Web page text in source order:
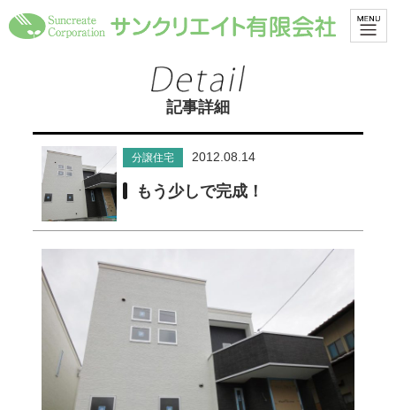
記事詳細
分譲住宅 2012.08.14
もう少しで完成！